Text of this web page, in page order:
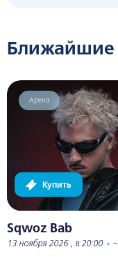
Ближайшие
Арена
Sqwoz Bab
13 ноября 2026 , в 20:00 •
Купить